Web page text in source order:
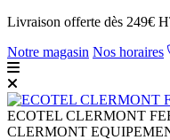
Livraison offerte dès 249€
Notre magasin Nos horaires
ECOTEL CLERMONT
CLERMONT